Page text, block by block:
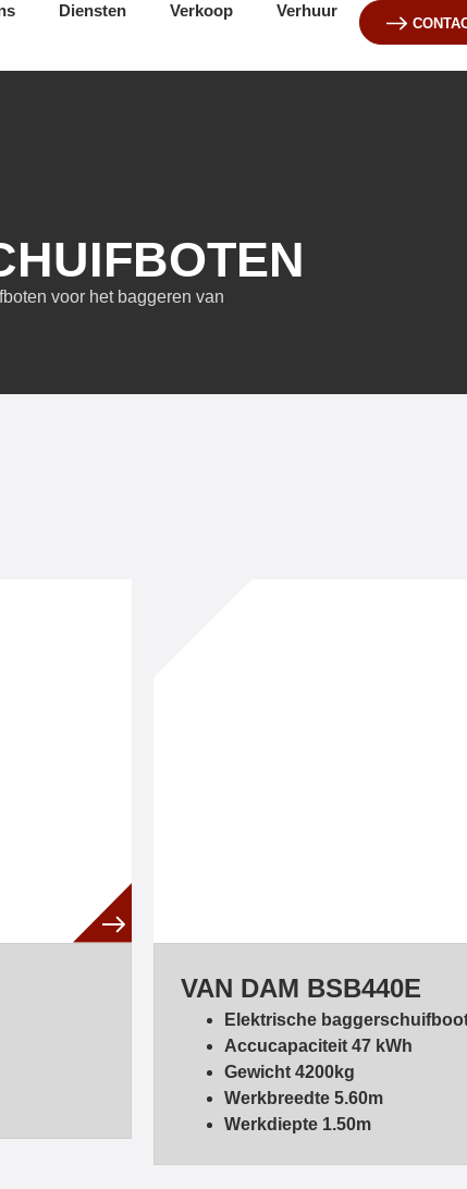
Diensten Verkoop Verhuur
voor het baggeren van
VAN DAM BSB440E
Elektrische
Accucapaciteit 47 kWh
Gewicht 4200kg
Werkbreedte 5.60m
Werkdiepte 1.50m